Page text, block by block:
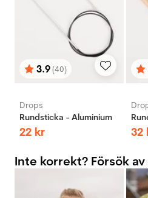
Betyg:
3.9(40)
utav 5 stjärnor
Drops
Rundsticka - Aluminium
22 kr 32
Inte korrekt? Försök